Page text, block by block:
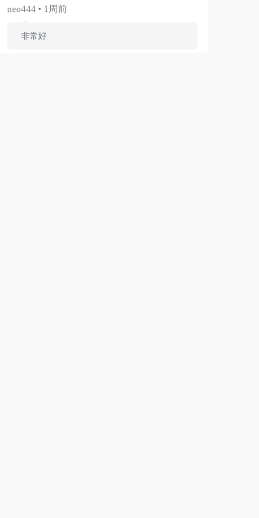
neo444 • 1周前
非常好